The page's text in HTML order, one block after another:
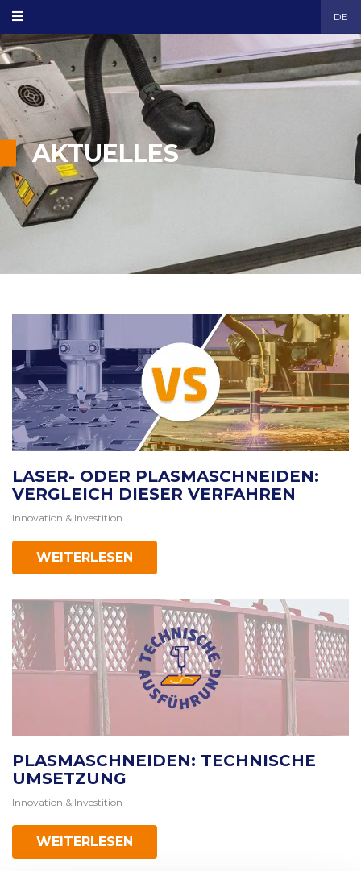
DE
AKTUELLES
plasma
LASER- ODER PLASMASCHNEIDEN:
VERGLEICH DIESER VERFAHREN
Innovation & Investition
WEITERLESEN
PLASMASCHNEIDEN: TECHNISCHE
UMSETZUNG
Innovation & Investition
WEITERLESEN